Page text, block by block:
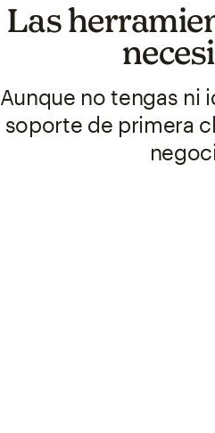
Las
Aunque no tengas ni
soporte de primera